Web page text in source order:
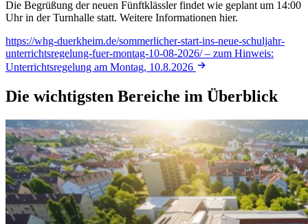
Die Begrüßung der neuen Fünftklässler findet wie geplant um 14:00
Uhr in der Turnhalle statt. Weitere Informationen hier.
https://whg-duerkheim.de/sommerlicher-start-ins-neue-schuljahr-
unterrichtsregelung-fuer-montag-10-08-2026/– zum Hinweis:
Unterrichtsregelung am Montag, 10.8.2026
Die wichtigsten Bereiche im Überblick